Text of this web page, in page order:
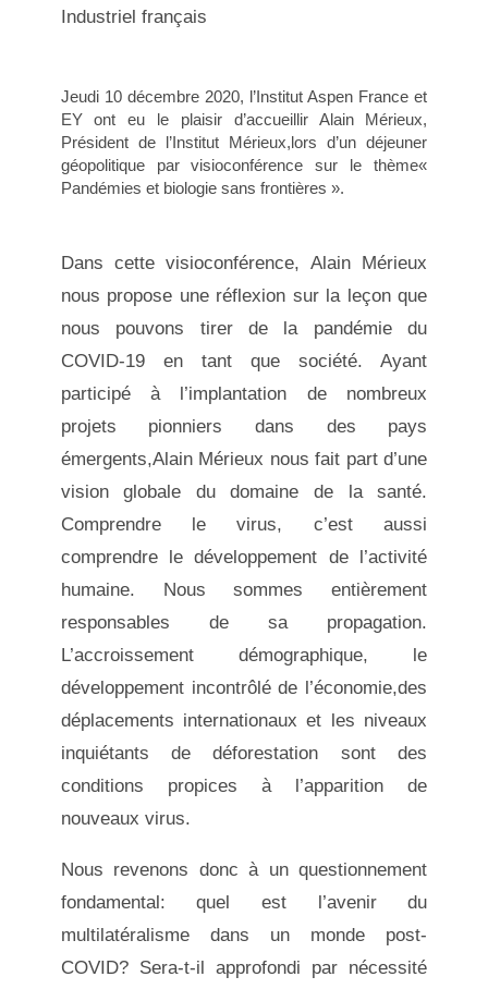
Industriel français
Jeudi 10 décembre 2020, l’Institut Aspen France et
EY ont eu le plaisir d’accueillir Alain Mérieux,
Président de l’Institut Mérieux,lors d’un déjeuner
géopolitique par visioconférence sur le thème«
Pandémies et biologie sans frontières ».
Dans cette visioconférence, Alain Mérieux
nous propose une réflexion sur la leçon que
nous pouvons tirer de la pandémie du
COVID-19 en tant que société. Ayant
participé à l’implantation de nombreux
projets pionniers dans des pays
émergents,Alain Mérieux nous fait part d’une
vision globale du domaine de la santé.
Comprendre le virus, c’est aussi
comprendre le développement de l’activité
humaine. Nous sommes entièrement
responsables de sa propagation.
L’accroissement démographique, le
développement incontrôlé de l’économie,des
déplacements internationaux et les niveaux
inquiétants de déforestation sont des
conditions propices à l’apparition de
nouveaux virus.
Nous revenons donc à un questionnement
fondamental: quel est l’avenir du
multilatéralisme dans un monde post-
COVID? Sera-t-il approfondi par nécessité